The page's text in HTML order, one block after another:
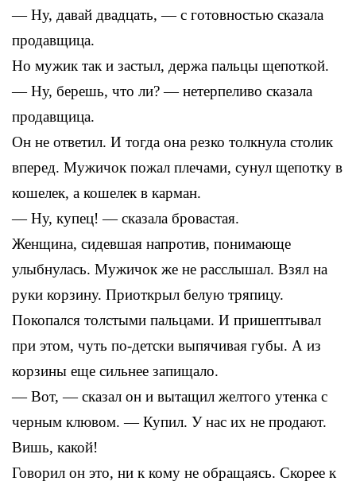
— Ну, давай двадцать, — с готовностью сказала
продавщица.
Но мужик так и застыл, держа пальцы щепоткой.
— Ну, берешь, что ли? — нетерпеливо сказала
продавщица.
Он не ответил. И тогда она резко толкнула столик
вперед. Мужичок пожал плечами, сунул щепотку в
кошелек, а кошелек в карман.
— Ну, купец! — сказала бровастая.
Женщина, сидевшая напротив, понимающе
улыбнулась. Мужичок же не расслышал. Взял на
руки корзину. Приоткрыл белую тряпицу.
Покопался толстыми пальцами. И пришептывал
при этом, чуть по-детски выпячивая губы. А из
корзины еще сильнее запищало.
— Вот, — сказал он и вытащил желтого утенка с
черным клювом. — Купил. У нас их не продают.
Вишь, какой!
Говорил он это, ни к кому не обращаясь. Скорее к